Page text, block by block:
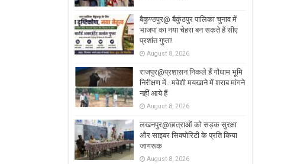
बैकुण्ठपुर@ बैकुंठपुर पालिका चुनाव में
भाजपा का नया चेहरा बन सकते हैं सीए
प्रशांत गुप्ता!
August 8, 2026
राजपुर@प्रशासन निकले हैं गौधाम भूमि
निरीक्षण में…मवेशी मयखाने में शराब मांगने
नहीं आये हैं
August 8, 2026
लखनपुर@छात्राओं को सड़क सुरक्षा
और साइबर सिक्योरिटी के प्रति किया
जागरूक
August 8, 2026